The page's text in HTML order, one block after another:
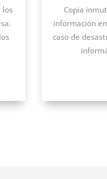
los
Copia
información
caso de